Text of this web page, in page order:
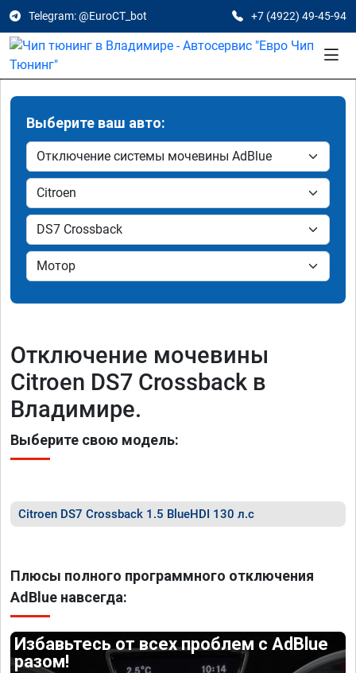
Telegram: @EuroCT_bot +7 (4922) 49-45-94
Выберите ваш авто:
Отключение мочевины
Citroen DS7 Crossback в
Владимире.
Выберите свою модель:
Citroen DS7 Crossback 1.5 BlueHDI 130 л.с
Плюсы полного программного отключения
AdBlue навсегда:
Избавьтесь от всех проблем с AdBlue
разом!